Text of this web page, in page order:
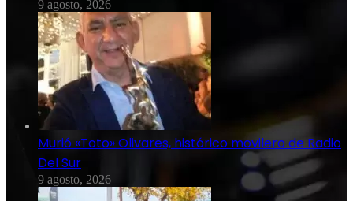
9 agosto, 2026
Murió «Toto» Olivares, histórico movilero de Radio
Del Sur
9 agosto, 2026